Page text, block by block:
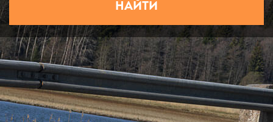
НАЙТИ